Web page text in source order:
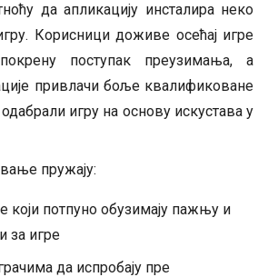
да апликацију инсталира неко
Корисници доживе осећај игре
поступак преузимања, а
привлачи боље квалификоване
игру на основу искустава у
пружају:
потпуно обузимају пажњу и
за игре
да испробају пре